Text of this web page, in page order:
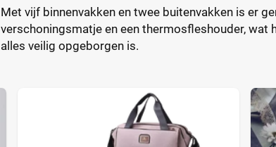
Met vijf binnenvakken en twee buitenvakken is er
verschoningsmatje en een thermosfleshouder,
alles veilig opgeborgen is.